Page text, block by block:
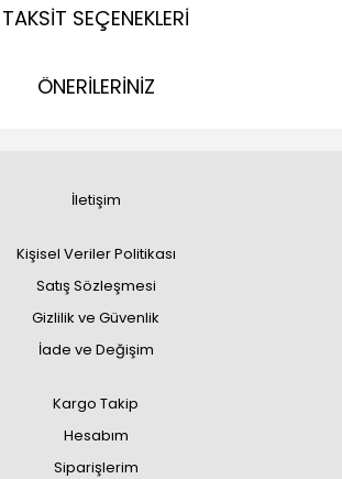
TAKSİT SEÇENEKLERİ
ÖNERİLERİNİZ
İletişim
Kişisel Veriler Politikası
Satış Sözleşmesi
Gizlilik ve Güvenlik
İade ve Değişim
Kargo Takip
Hesabım
Siparişlerim